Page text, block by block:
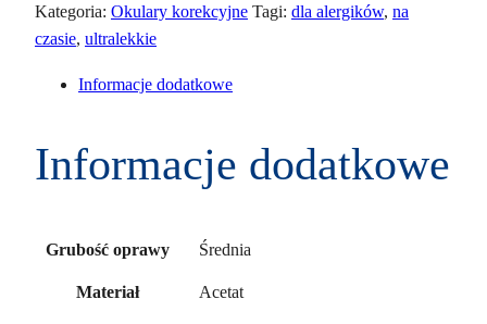
Abram
Blush
1009
Kategoria: Okulary korekcyjne Tagi: dla alergików, na
czasie, ultralekkie
Informacje dodatkowe
Informacje dodatkowe
Grubość oprawy Średnia
Materiał Acetat